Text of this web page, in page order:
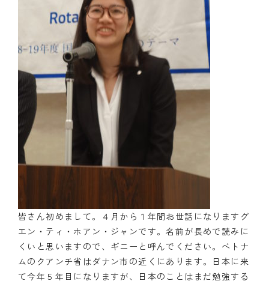
皆さん初めまして。４月から１年間お世話になりますグ
エン・ティ・ホアン・ジャンです。名前が長めで読みに
くいと思いますので、ギニーと呼んでください。ベトナ
ムのクアンチ省はダナン市の近くにあります。日本に来
て今年５年目になりますが、日本のことはまだ勉強する